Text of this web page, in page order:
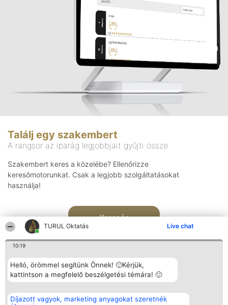
TURUL Oktatás Live chat
10:19
Helló, örömmel segítünk Önnek! 🙂Kérjük,
kattintson a megfelelő beszélgetési témára! 🙂
Díjazott vagyok, marketing anyagokat szeretnék
Találj egy szakembert
A rangsor az iparág legjobbjait gyűjti össze
Szakembert keres a közelébe? Ellenőrizze
keresőmotorunkat. Csak a legjobb szolgáltatásokat
használja!
Keresés
Rangsorszervező
SC Beautiful Company S.R.L.
Népszavazás
Nyertesek
Elérhetőség
Elérhetőség